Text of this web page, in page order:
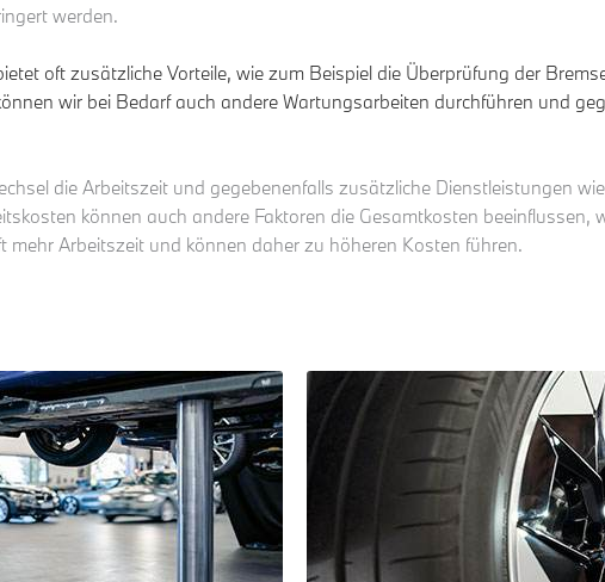
werden.
oft zusätzliche Vorteile, wie zum Beispiel die Überprüfung der
wir bei Bedarf auch andere Wartungsarbeiten durchführen und
die Arbeitszeit und gegebenenfalls zusätzliche Dienstleistungen
können auch andere Faktoren die Gesamtkosten beeinflussen,
mehr Arbeitszeit und können daher zu höheren Kosten führen.